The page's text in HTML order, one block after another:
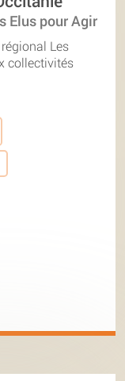
Elus pour Agir
Les
collectivités